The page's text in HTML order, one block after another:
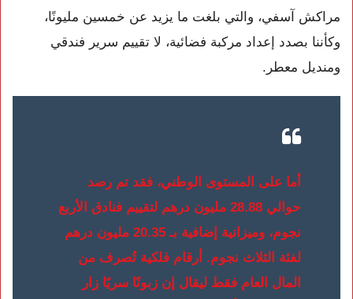
مراكش آسفي، والتي بلغت ما يزيد عن خمسين مليونًا،
وكأننا بصدد إعداد مركبة فضائية، لا تقييم سرير فندقي
ومنديل معطر.
حوالي 28.88 مليون درهم لتقييم فنادق الأربع
نجوم، وميزانية إضافية بـ 20.35 مليون درهم
لفئة الثلاث نجوم. أرقام فلكية تُصرف من
المال العام فقط ليقال إن زبونًا سريًا زار